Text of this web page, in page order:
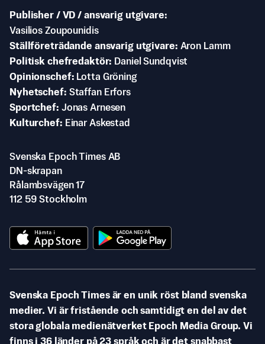
Publisher / VD / ansvarig utgivare
Vasilios Zoupounidis
Ställföreträdande ansvarig utgivare Aron Lamm
Politisk chefredaktör
Daniel Sundqvist
Opinionschef
Lotta Gröning
Nyhetschef Staffan Erfors
Sportchef Jonas Arnesen
Kulturchef
Einar Askestad
Svenska Epoch Times AB
DN-skrapan
Rålambsvägen 17
112 59 Stockholm
Svenska Epoch Times är en unik röst bland svenska
medier. Vi är fristående och samtidigt en del av det
stora globala medienätverket Epoch Media Group. Vi
finns i 36 länder på 23 språk och är det snabbast